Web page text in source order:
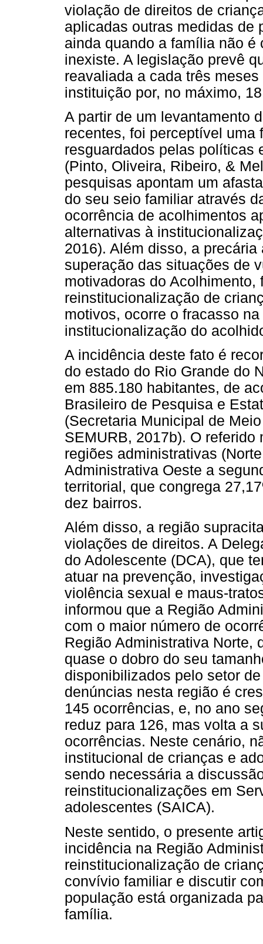
violação de direitos de
aplicadas outras medidas de
ainda quando a família não
inexiste. A legislação prevê
reavaliada a cada três
instituição por, no máximo,
A partir de um levantamento
recentes, foi perceptível uma
resguardados pelas políticas
(Pinto, Oliveira, Ribeiro, &
pesquisas apontam um
do seu seio familiar através
ocorrência de acolhimentos
alternativas à
2016). Além disso, a
superação das situações de
motivadoras do
reinstitucionalização de
motivos, ocorre o fracasso
institucionalização do
A incidência deste fato é
do estado do Rio Grande do
em 885.180 habitantes, de
Brasileiro de Pesquisa e
(Secretaria Municipal de
SEMURB, 2017b). O
regiões administrativas
Administrativa Oeste a
territorial, que congrega
dez bairros.
Além disso, a região
violações de direitos. A
do Adolescente (DCA), que
atuar na prevenção,
violência sexual e maus-
informou que a Região
com o maior número de
Região Administrativa Norte,
quase o dobro do seu
disponibilizados pelo setor
denúncias nesta região é
145 ocorrências, e, no ano
reduz para 126, mas volta a
ocorrências. Neste cenário,
institucional de crianças e
sendo necessária a
reinstitucionalizações em
adolescentes (SAICA).
Neste sentido, o presente
incidência na Região
reinstitucionalização de
convívio familiar e discutir
população está organizada
família.